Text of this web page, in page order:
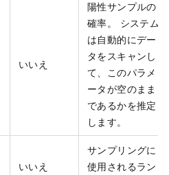
いいえ
陽性サンプルの
確率。 システム
は自動的にデー
タをスキャンし
て、このパラメ
ータが空のまま
であるかを推定
します。
いいえ
サンプリングに
使用されるラン